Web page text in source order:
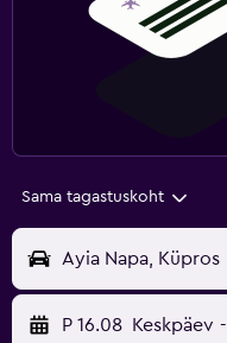
Sama tagastuskoht
Ayia Napa, Küpros
P 16.08 Keskpäev -